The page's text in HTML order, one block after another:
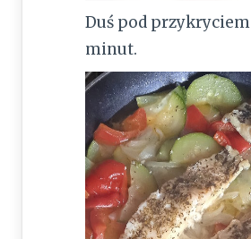
Duś pod przykryciem
minut.